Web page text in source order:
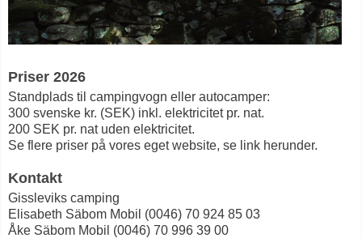
Priser 2026
Standplads til campingvogn eller autocamper:
300 svenske kr. (SEK) inkl. elektricitet pr. nat.
200 SEK pr. nat uden elektricitet.
Se flere priser på vores eget website, se link herunder.
Kontakt
Gissleviks camping
Elisabeth Säbom Mobil (0046) 70 924 85 03
Åke Säbom Mobil (0046) 70 996 39 00